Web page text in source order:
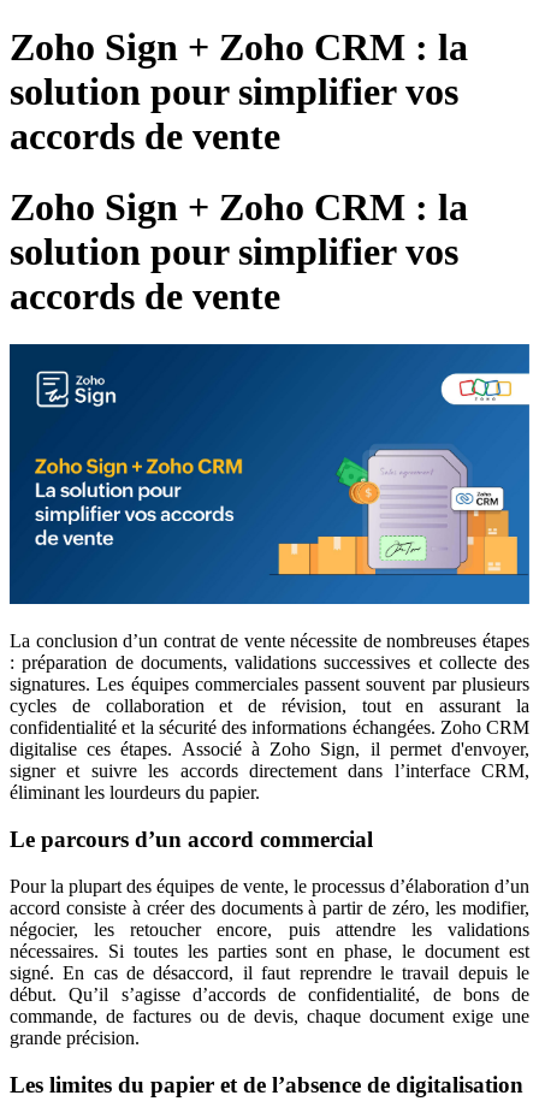
Zoho Sign + Zoho CRM : la
solution pour simplifier vos
accords de vente
Zoho Sign + Zoho CRM : la
solution pour simplifier vos
accords de vente
La conclusion d’un contrat de vente nécessite de nombreuses étapes
: préparation de documents, validations successives et collecte des
signatures. Les équipes commerciales passent souvent par plusieurs
cycles de collaboration et de révision, tout en assurant la
confidentialité et la sécurité des informations échangées. Zoho CRM
digitalise ces étapes. Associé à Zoho Sign, il permet d'envoyer,
signer et suivre les accords directement dans l’interface CRM,
éliminant les lourdeurs du papier.
Le parcours d’un accord commercial
Pour la plupart des équipes de vente, le processus d’élaboration d’un
accord consiste à créer des documents à partir de zéro, les modifier,
négocier, les retoucher encore, puis attendre les validations
nécessaires. Si toutes les parties sont en phase, le document est
signé. En cas de désaccord, il faut reprendre le travail depuis le
début. Qu’il s’agisse d’accords de confidentialité, de bons de
commande, de factures ou de devis, chaque document exige une
grande précision.
Les limites du papier et de l’absence de digitalisation